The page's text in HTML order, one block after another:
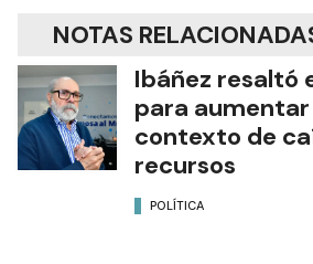
NOTAS
Ibáñez resaltó
para
contexto de
recursos
POLÍTICA